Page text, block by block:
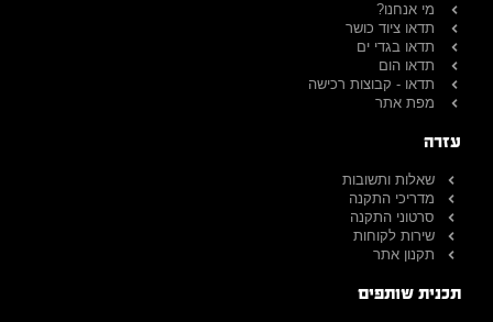
מי אנחנו?
תדאו ציוד כושר
תדאו בגדי ים
תדאו הום
תדאו - קבוצות רכישה
מפת אתר
עזרה
שאלות ותשובות
מדריכי התקנה
סרטוני התקנה
שירות לקוחות
תקנון אתר
תכנית שותפים